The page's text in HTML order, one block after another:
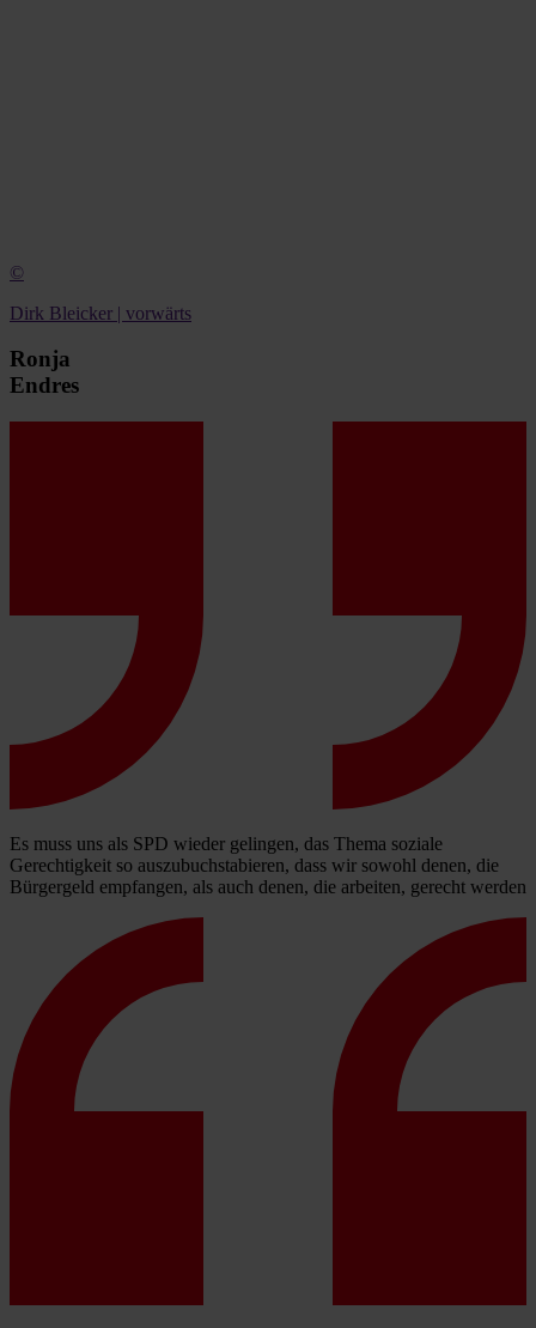
©
Dirk Bleicker | vorwärts
Ronja
Endres
Es muss uns als SPD wieder gelingen, das Thema soziale
Gerechtigkeit so auszubuchstabieren, dass wir sowohl denen, die
Bürgergeld empfangen, als auch denen, die arbeiten, gerecht werden